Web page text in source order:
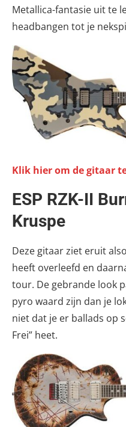
Metallica-fantasie uit te
headbangen tot je
Klik hier om de gitaar
ESP RZK-II
Kruspe
Deze gitaar ziet eruit
heeft overleefd en
tour. De gebrande look
pyro waard zijn dan je
niet dat je er ballads op
Frei” heet.